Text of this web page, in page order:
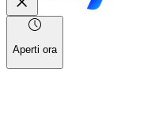
Aperti ora